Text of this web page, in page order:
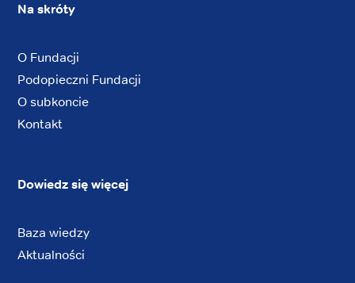
Na skróty
O Fundacji
Podopieczni Fundacji
O subkoncie
Kontakt
Dowiedz się więcej
Baza wiedzy
Aktualności